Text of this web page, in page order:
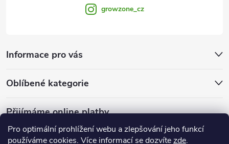
Pro optimální prohlížení webu a zlepšování jeho funkcí
používáme cookies. Více informací se dozvítezde.
growzone_cz
Informace pro vás
Oblíbené kategorie
Přijímáme online platby